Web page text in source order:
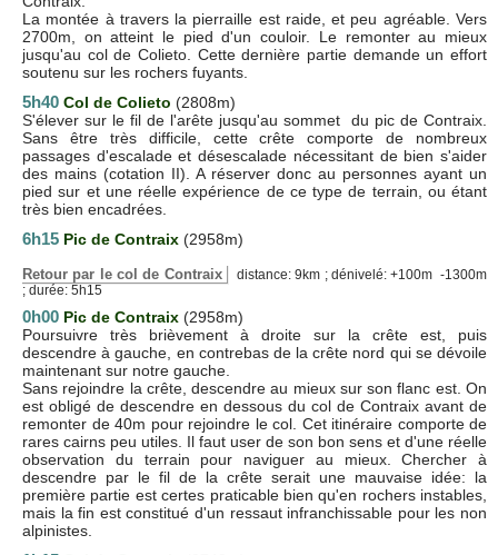
La montée à travers la pierraille est raide, et peu agréable. Vers
2700m, on atteint le pied d'un couloir. Le remonter au mieux
jusqu'au col de Colieto. Cette dernière partie demande un effort
soutenu sur les rochers fuyants.
5h40 Col de Colieto (2808m)
S'élever sur le fil de l'arête jusqu'au sommet du pic de Contraix.
Sans être très difficile, cette crête comporte de nombreux
passages d'escalade et désescalade nécessitant de bien s'aider
des mains (cotation II). A réserver donc au personnes ayant un
pied sur et une réelle expérience de ce type de terrain, ou étant
très bien encadrées.
6h15 Pic de Contraix (2958m)
Retour par le col de Contraix
distance: 9km ; dénivelé: +100m -1300m
; durée: 5h15
0h00 Pic de Contraix (2958m)
Poursuivre très brièvement à droite sur la crête est, puis
descendre à gauche, en contrebas de la crête nord qui se dévoile
maintenant sur notre gauche.
Sans rejoindre la crête, descendre au mieux sur son flanc est. On
est obligé de descendre en dessous du col de Contraix avant de
remonter de 40m pour rejoindre le col. Cet itinéraire comporte de
rares cairns peu utiles. Il faut user de son bon sens et d'une réelle
observation du terrain pour naviguer au mieux. Chercher à
descendre par le fil de la crête serait une mauvaise idée: la
première partie est certes praticable bien qu'en rochers instables,
mais la fin est constitué d'un ressaut infranchissable pour les non
alpinistes.